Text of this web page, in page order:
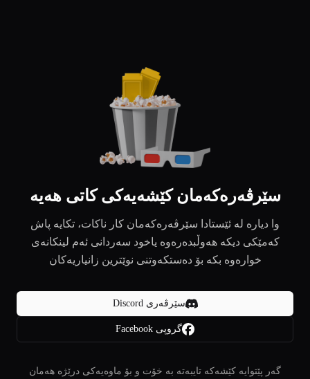
سێرڤەرەکەمان کێشەیەکی کاتی هەیە
وا دیارە لە ئێستادا سێرڤەرەکەمان کار ناکات، تکایە پاش
کەمێکی دیکە هەوڵبدەرەوە یاخود سەردانی ئەم لینکانەی
خوارەوە بکە بۆ دەستکەوتنی نوێترین زانیاریەکان
سێرڤەری Discord
گروپی Facebook
گەر پێتوایە کێشەکە تایبەتە بە خۆت و بۆ ماوەیەکی درێژە هەمان